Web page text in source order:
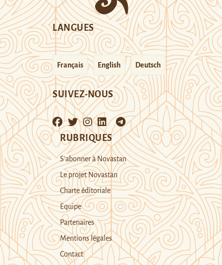
LANGUES
Français English Deutsch
SUIVEZ-NOUS
RUBRIQUES
S’abonner à Novastan
Le projet Novastan
Charte éditoriale
Equipe
Partenaires
Mentions légales
Contact